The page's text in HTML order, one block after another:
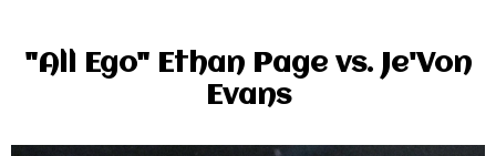
"All Ego" Ethan Page vs. Je'Von
Evans